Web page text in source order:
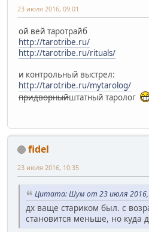
23 июля 2016, 09:01
ой вей таротрайб
http://tarotribe.ru/
http://tarotribe.ru/rituals/
и контрольный выстрел:
http://tarotribe.ru/mytarolog/
придворныйштатный таролог
fidel
23 июля 2016, 10:35
Цитата: Шум от 23 июля 2016,
дх ваще стариком был. с
становится меньше, но куда